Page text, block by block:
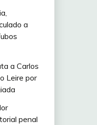
a
a Carlos
Leire por
penal